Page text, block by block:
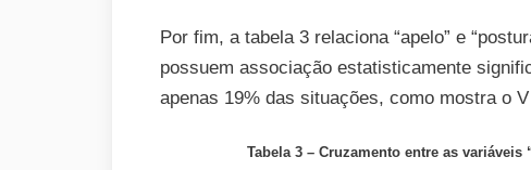
Por fim, a tabela 3 relaciona “apelo” e
possuem associação estatisticamente
apenas 19% das situações, como mostra o
Tabela 3 – Cruzamento entre as